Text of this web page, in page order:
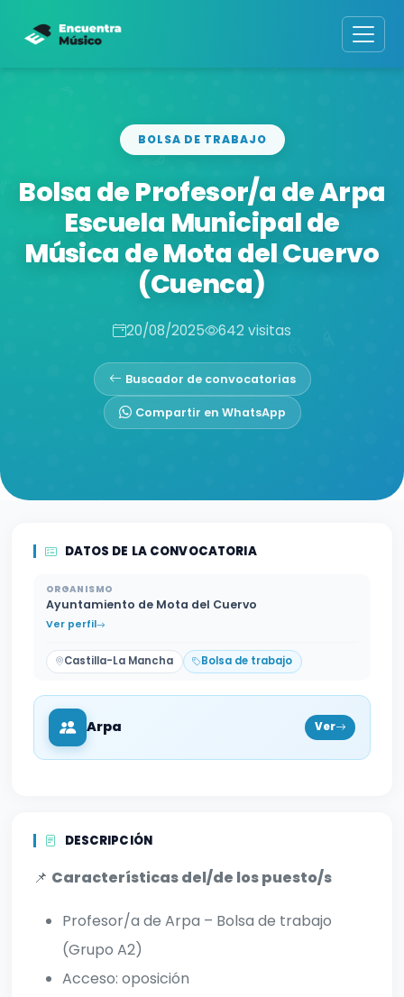
BOLSA DE TRABAJO
Bolsa de Profesor/a de Arpa
Escuela Municipal de
Música de Mota del Cuervo
(Cuenca)
20/08/2025 642 visitas
Buscador de convocatorias
Compartir en WhatsApp
DATOS DE LA CONVOCATORIA
ORGANISMO
Ayuntamiento de Mota del Cuervo
Ver perfil
Castilla-La Mancha Bolsa de trabajo
Arpa Ver
DESCRIPCIÓN
📌 Características del/de los puesto/s
Profesor/a de Arpa – Bolsa de trabajo
(Grupo A2)
Acceso: oposición